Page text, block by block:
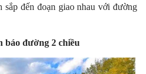
đến đoạn giao nhau với đường
báo đường 2 chiều